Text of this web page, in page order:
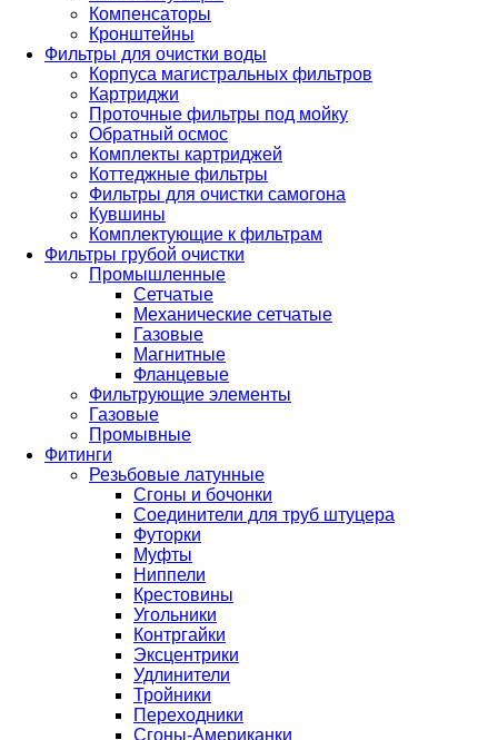
Компенсаторы
Кронштейны
Фильтры для очистки воды
Корпуса магистральных фильтров
Картриджи
Проточные фильтры под мойку
Обратный осмос
Комплекты картриджей
Коттеджные фильтры
Фильтры для очистки самогона
Кувшины
Комплектующие к фильтрам
Фильтры грубой очистки
Промышленные
Сетчатые
Механические сетчатые
Газовые
Магнитные
Фланцевые
Фильтрующие элементы
Газовые
Промывные
Фитинги
Резьбовые латунные
Сгоны и бочонки
Соединители для труб штуцера
Футорки
Муфты
Ниппели
Крестовины
Угольники
Контргайки
Эксцентрики
Удлинители
Тройники
Переходники
Сгоны-Американки